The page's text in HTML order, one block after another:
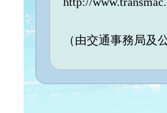
（由交通事務局及